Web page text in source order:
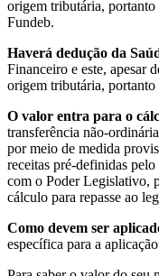
origem tributária, portanto
Fundeb.
Haverá dedução da
Financeiro e este, apesar
origem tributária, portanto
O valor entra para o
transferência não-
por meio de medida
receitas pré-definidas
com o Poder Legislativo,
cálculo para repasse ao
Como devem ser
específica para a